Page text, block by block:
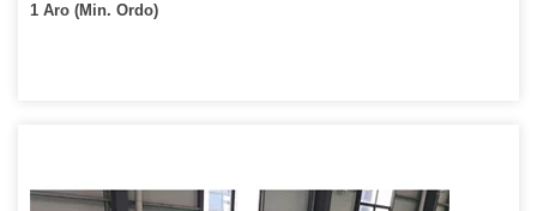
1 Aro (Min. Ordo)